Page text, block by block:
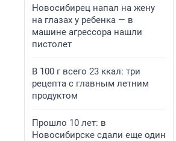
Новосибирец напал на жену
на глазах у ребенка — в
машине агрессора нашли
пистолет
В 100 г всего 23 ккал: три
рецепта с главным летним
продуктом
Прошло 10 лет: в
Новосибирске сдали еще один